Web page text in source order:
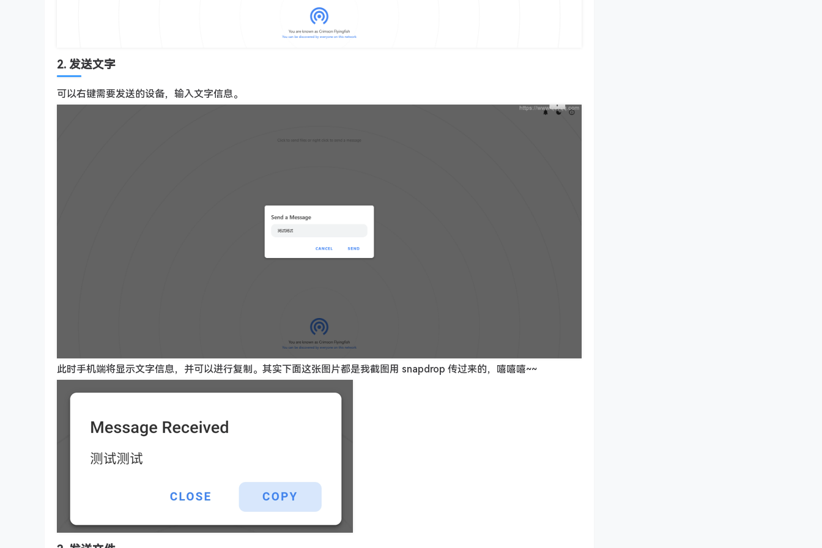
2. 发送文字
可以右键需要发送的设备，输入文字信息。
此时手机端将显示文字信息，并可以进行复制。其实下面这张图片都是我截图用 snapdrop 传过来的，嘻嘻嘻~~